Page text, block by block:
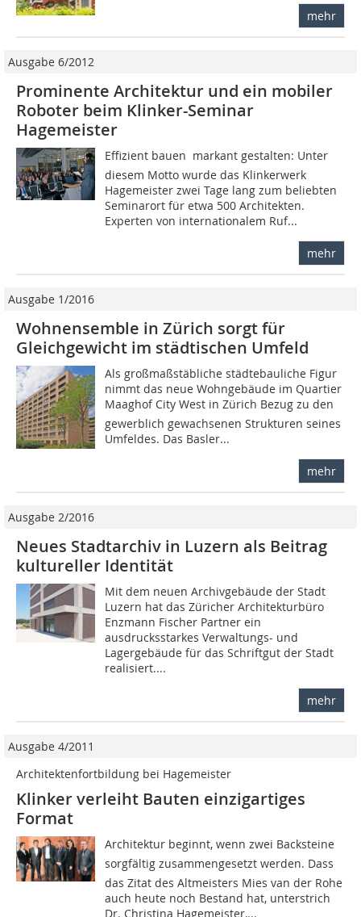
mehr
Ausgabe 6/2012
Prominente Architektur und ein mobiler
Roboter beim Klinker-Seminar
Hagemeister
Effizient bauen  markant gestalten: Unter
diesem Motto wurde das Klinkerwerk
Hagemeister zwei Tage lang zum beliebten
Seminarort für etwa 500 Architekten.
Experten von internationalem Ruf...
mehr
Ausgabe 1/2016
Wohnensemble in Zürich sorgt für
Gleichgewicht im städtischen Umfeld
Als großmaßstäbliche städtebauliche Figur
nimmt das neue Wohngebäude im Quartier
Maaghof City West in Zürich Bezug zu den
gewerblich gewachsenen Strukturen seines
Umfeldes. Das Basler...
mehr
Ausgabe 2/2016
Neues Stadtarchiv in Luzern als Beitrag
kultureller Identität
Mit dem neuen Archivgebäude der Stadt
Luzern hat das Züricher Architekturbüro
Enzmann Fischer Partner ein
ausdrucksstarkes Verwaltungs- und
Lagergebäude für das Schriftgut der Stadt
realisiert....
mehr
Ausgabe 4/2011
Architektenfortbildung bei Hagemeister
Klinker verleiht Bauten einzigartiges
Format
Architektur beginnt, wenn zwei Backsteine
sorgfältig zusammengesetzt werden. Dass
das Zitat des Altmeisters Mies van der Rohe
auch heute noch Bestand hat, unterstrich
Dr. Christina Hagemeister,...